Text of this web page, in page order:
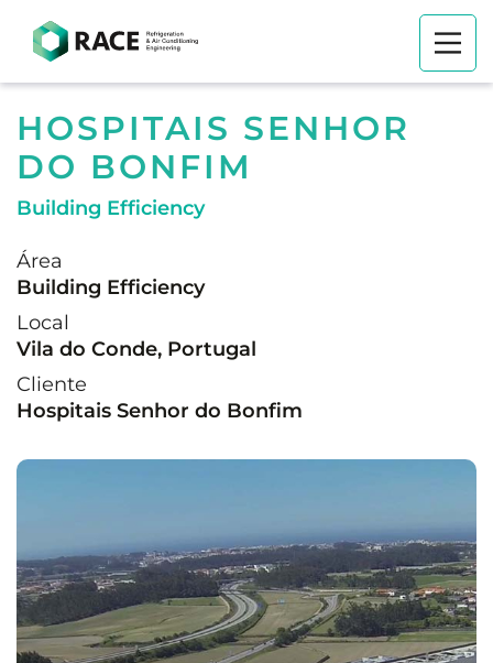
HOSPITAIS SENHOR
DO BONFIM
Building Efficiency
Área
Building Efficiency
Local
Vila do Conde, Portugal
Cliente
Hospitais Senhor do Bonfim